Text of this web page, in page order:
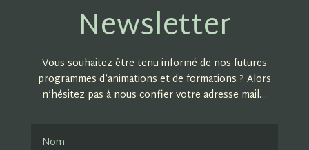
Newsletter
Vous souhaitez être tenu informé de nos futures
programmes d’animations et de formations ? Alors
n’hésitez pas à nous confier votre adresse mail…